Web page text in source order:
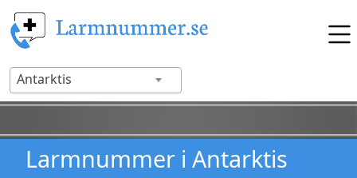
Antarktis
Larmnummer i Antarktis